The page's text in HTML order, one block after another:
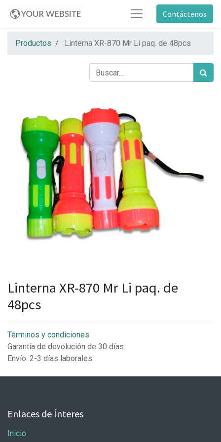
Contáctenos
Productos Linterna XR-870 Mr Li paq. de 48pcs
Linterna XR-870 Mr Li paq. de
48pcs
Términos y condiciones
Garantía de devolución de 30 días
Envío: 2-3 días laborales
Enlaces de Ínteres
Inicio